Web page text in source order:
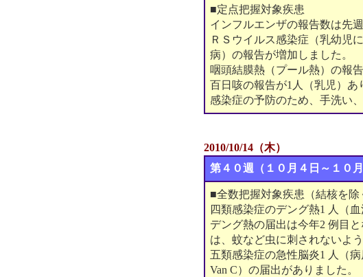
■定点把握対象疾患
インフルエンザの報告数は先
ＲＳウイルス感染症（乳幼児
病）の報告が増加しました。
咽頭結膜熱（プール熱）の報
百日咳の報告が1人（乳児）あ
感染症の予防のため、手洗い
2010/10/14（木）
第４０週（１０月４日～１０月
■全数把握対象疾患（結核を除
四類感染症のデング熱1 人（
デング熱の届出は今年2 例目
は、蚊など虫に刺されないよ
五類感染症の急性脳炎1 人（
Van C）の届出がありました。